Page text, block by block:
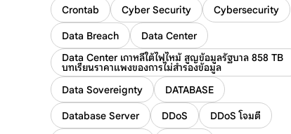
Crontab Cyber Security Cybersecurity
Data Breach
Data Center
Data Center เกาหลีใต้ไฟไหม้ สูญข้อมูลรัฐบาล 858 TB
บทเรียนราคาแพงของการไม่สำรองข้อมูล
Data Sovereignty
DATABASE
Database Server DDoS DDoS โจมตี